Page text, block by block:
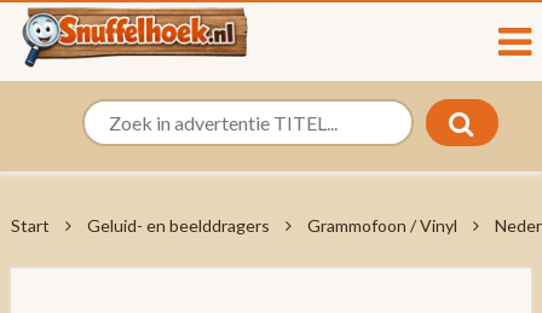
Start Geluid- en beelddragers Grammofoon / Vinyl